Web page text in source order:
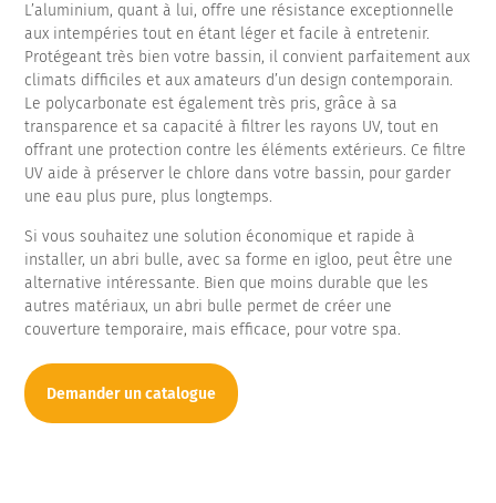
L’aluminium, quant à lui, offre une résistance exceptionnelle
aux intempéries tout en étant léger et facile à entretenir.
Protégeant très bien votre bassin, il convient parfaitement aux
climats difficiles et aux amateurs d’un design contemporain.
Le polycarbonate est également très pris, grâce à sa
transparence et sa capacité à filtrer les rayons UV, tout en
offrant une protection contre les éléments extérieurs. Ce filtre
UV aide à préserver le chlore dans votre bassin, pour garder
une eau plus pure, plus longtemps.
Si vous souhaitez une solution économique et rapide à
installer, un abri bulle, avec sa forme en igloo, peut être une
alternative intéressante. Bien que moins durable que les
autres matériaux, un abri bulle permet de créer une
couverture temporaire, mais efficace, pour votre spa.
Demander un catalogue